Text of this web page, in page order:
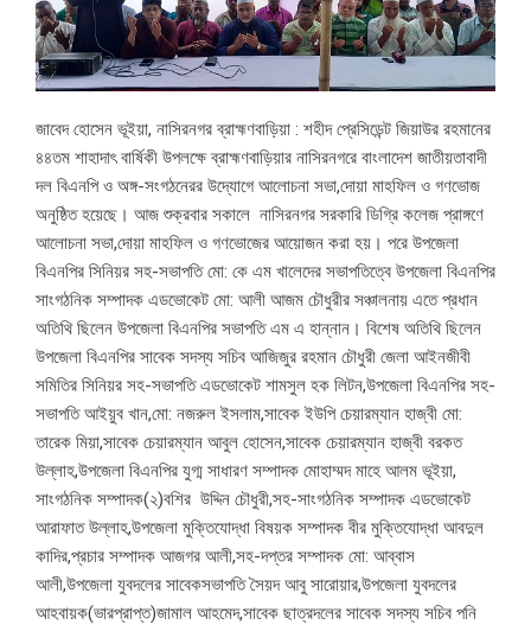
জাবেদ হোসেন ভূইয়া, নাসিরনগর ব্রাহ্মণবাড়িয়া : শহীদ প্রেসিডেন্ট জিয়াউর রহমানের
৪৪তম শাহাদাৎ বার্ষিকী উপলক্ষে ব্রাহ্মণবাড়িয়ার নাসিরনগরে বাংলাদেশ জাতীয়তাবাদী
দল বিএনপি ও অঙ্গ-সংগঠনেরর উদ্যোগে আলোচনা সভা,দোয়া মাহফিল ও গণভোজ
অনুষ্ঠিত হয়েছে। আজ শুক্রবার সকালে নাসিরনগর সরকারি ডিগ্রি কলেজ প্রাঙ্গণে
আলোচনা সভা,দোয়া মাহফিল ও গণভোজের আয়োজন করা হয়। পরে উপজেলা
বিএনপির সিনিয়র সহ-সভাপতি মো: কে এম খালেদের সভাপতিত্বে উপজেলা বিএনপির
সাংগঠনিক সম্পাদক এডভোকেট মো: আলী আজম চৌধুরীর সঞ্চালনায় এতে প্রধান
অতিথি ছিলেন উপজেলা বিএনপির সভাপতি এম এ হান্নান। বিশেষ অতিথি ছিলেন
উপজেলা বিএনপির সাবেক সদস্য সচিব আজিজুর রহমান চৌধুরী জেলা আইনজীবী
সমিতির সিনিয়র সহ-সভাপতি এডভোকেট শামসুল হক লিটন,উপজেলা বিএনপির সহ-
সভাপতি আইয়ুব খান,মো: নজরুল ইসলাম,সাবেক ইউপি চেয়ারম্যান হাজ্বী মো:
তারেক মিয়া,সাবেক চেয়ারম্যান আবুল হোসেন,সাবেক চেয়ারম্যান হাজ্বী বরকত
উল্লাহ,উপজেলা বিএনপির যুগ্ম সাধারণ সম্পাদক মোহাম্মদ মাহে আলম ভূইয়া,
সাংগঠনিক সম্পাদক(২)বশির উদ্দিন চৌধুরী,সহ-সাংগঠনিক সম্পাদক এডভোকেট
আরাফাত উল্লাহ,উপজেলা মুক্তিযোদ্ধা বিষয়ক সম্পাদক বীর মুক্তিযোদ্ধা আবদুল
কাদির,প্রচার সম্পাদক আজগর আলী,সহ-দপ্তর সম্পাদক মো: আব্বাস
আলী,উপজেলা যুবদলের সাবেকসভাপতি সৈয়দ আবু সারোয়ার,উপজেলা যুবদলের
আহবায়ক(ভারপ্রাপ্ত)জামাল আহমেদ,সাবেক ছাত্রদলের সাবেক সদস্য সচিব পনি